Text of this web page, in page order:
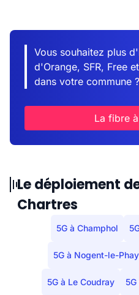
Vous souhaitez plus
d'Orange, SFR, Free
dans votre commune ?
La fibre
Le déploiement
Chartres
5G à Champhol
5G à Nogent-le-
5G à Le Coudray